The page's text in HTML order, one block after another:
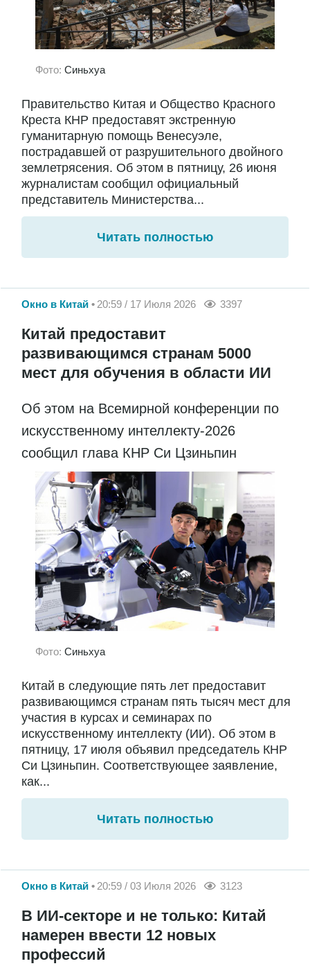
Фото: Синьхуа
Правительство Китая и Общество Красного
Креста КНР предоставят экстренную
гуманитарную помощь Венесуэле,
пострадавшей от разрушительного двойного
землетрясения. Об этом в пятницу, 26 июня
журналистам сообщил официальный
представитель Министерства...
Читать полностью
Окно в Китай 20:59 / 17 Июля 2026 3397
Китай предоставит
развивающимся странам 5000
мест для обучения в области ИИ
Об этом на Всемирной конференции по
искусственному интеллекту-2026
сообщил глава КНР Си Цзиньпин
Фото: Синьхуа
Китай в следующие пять лет предоставит
развивающимся странам пять тысяч мест для
участия в курсах и семинарах по
искусственному интеллекту (ИИ). Об этом в
пятницу, 17 июля объявил председатель КНР
Си Цзиньпин. Соответствующее заявление,
как...
Читать полностью
Окно в Китай 20:59 / 03 Июля 2026 3123
В ИИ-секторе и не только: Китай
намерен ввести 12 новых
профессий